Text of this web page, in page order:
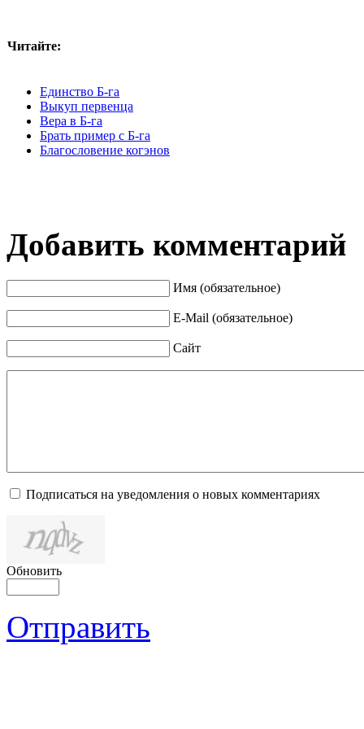
Читайте:
Единство Б-га
Выкуп первенца
Вера в Б-га
Брать пример с Б-га
Благословение когэнов
Добавить комментарий
Имя (обязательное)
E-Mail (обязательное)
Сайт
Подписаться на уведомления о новых комментариях
Обновить
Отправить